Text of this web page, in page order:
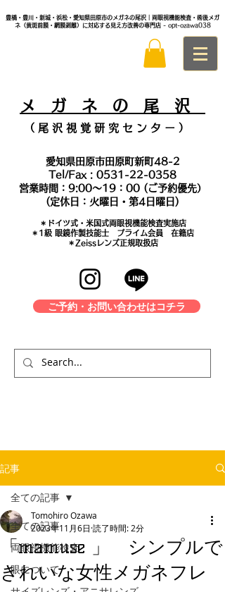
豊橋・豊川・新城・浜松・愛知県田原市のメガネの尾沢｜両眼視機能検査・術後メガ
ネ（黄斑前膜・網膜剥離）に対応する見え方改善の専門店 - opt-ozawa038
メ ガ ネ の 尾 沢
（ 尾 沢 視 覚 研 究 セ ン タ ー ）
愛知県田原市田原町新町48-2
Tel/Fax : 0531-22-0358
営業時間：9:00～19：00 (ご予約優先）
(定休日：火曜日・第4日曜日)
＊​ドイツ式・米国式両眼視機能検査実施店
​＊1級 眼鏡作製技能士 プライム会員 在籍店
＊Zeissレンズ正規取扱店
ご予約・お問い合わせはコチラ
記事
全ての記事
両眼視機能検査
眼について
全ての記事
「mamuse 」 シンプルで
きれいな女性メガネフレ
Tomohiro Ozawa
2023年11月6日 読了時間: 2分